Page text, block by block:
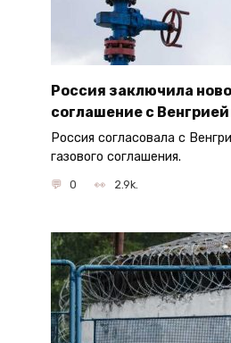
Россия заключила
соглашение с Венгрией
Россия согласовала с
газового соглашения.
0 2.9k.